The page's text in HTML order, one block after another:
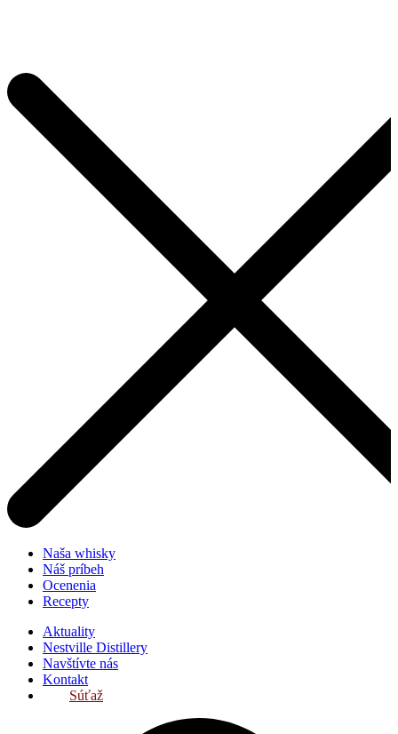
Naša whisky
Náš príbeh
Ocenenia
Recepty
Aktuality
Nestville Distillery
Navštívte nás
Kontakt
Súťaž